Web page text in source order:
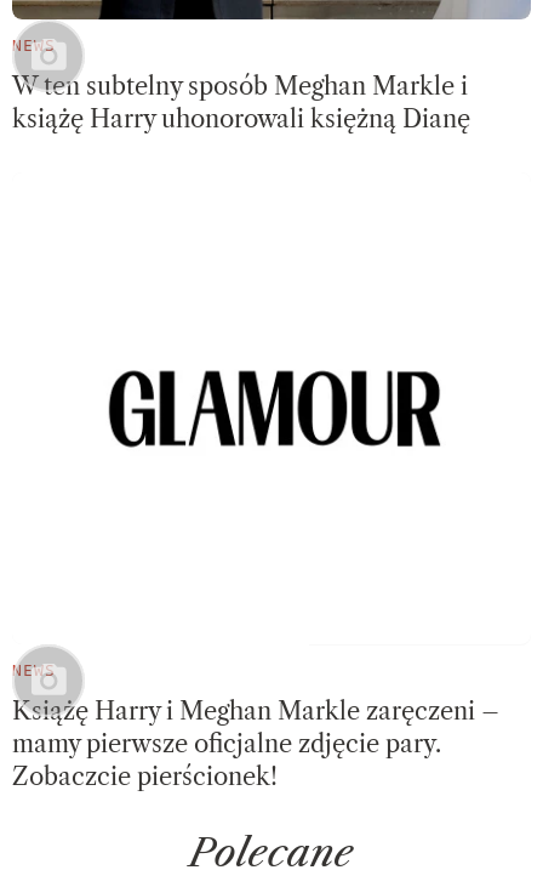
NEWS
W ten subtelny sposób Meghan Markle i
książę Harry uhonorowali księżną Dianę
NEWS
Książę Harry i Meghan Markle zaręczeni –
mamy pierwsze oficjalne zdjęcie pary.
Zobaczcie pierścionek!
Polecane